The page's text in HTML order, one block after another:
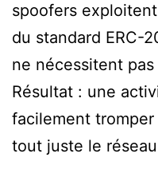
spoofers
du standard ERC-
ne nécessitent
Résultat : une
facilement
tout juste le